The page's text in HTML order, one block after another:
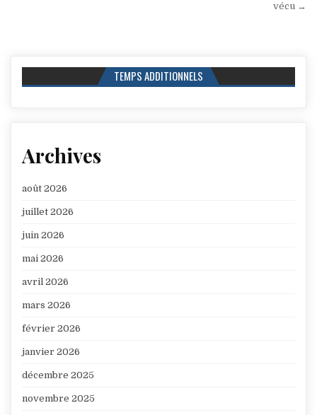
vécu →
TEMPS ADDITIONNELS
Archives
août 2026
juillet 2026
juin 2026
mai 2026
avril 2026
mars 2026
février 2026
janvier 2026
décembre 2025
novembre 2025